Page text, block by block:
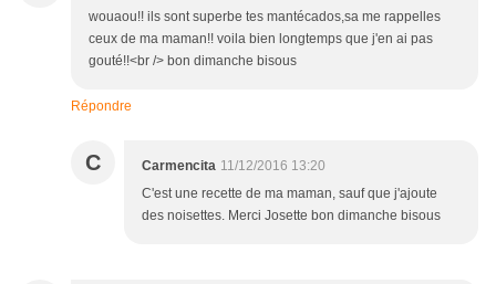
wouaou!! ils sont superbe tes mantécados,sa me rappelles
ceux de ma maman!! voila bien longtemps que j'en ai pas
gouté!!<br /> bon dimanche bisous
Répondre
C Carmencita 11/12/2016 13:20
C'est une recette de ma maman, sauf que j'ajoute
des noisettes. Merci Josette bon dimanche bisous